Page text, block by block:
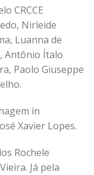
CRCCE
Nirleide
Luanna de
Antônio Ítalo
Paolo Giuseppe
in
Xavier Lopes.
Rochele
Já pela